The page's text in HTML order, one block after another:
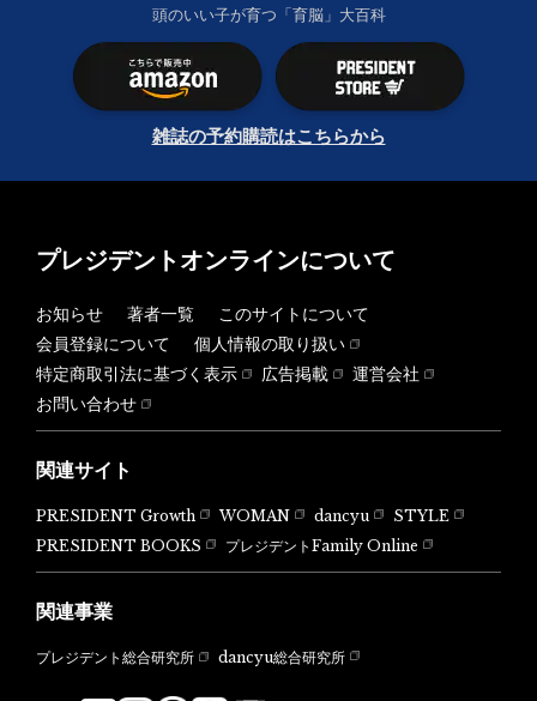
頭のいい子が育つ「育脳」大百科
雑誌の予約購読はこちらから
プレジデントオンラインについて
お知らせ 著者一覧
このサイトについて
会員登録について
個人情報の取り扱い
特定商取引法に基づく表示
広告掲載
運営会社
お問い合わせ
関連サイト
PRESIDENT Growth WOMAN dancyu
STYLE
PRESIDENT BOOKS
プレジデントFamily Online
関連事業
プレジデント総合研究所 dancyu総合研究所